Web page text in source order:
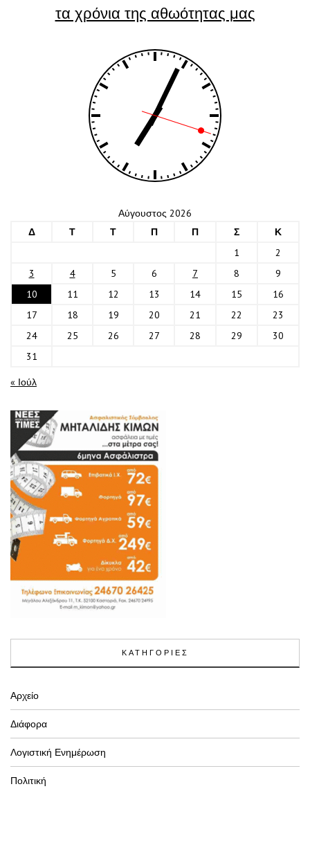
τα χρόνια της αθωότητας μας
Αύγουστος 2026
Δ
Τ Τ Π Π Σ
Κ
1
2
3
4 5 6 7 8
9
10
11 12 13 14 15
16
17
18 19 20 21 22
23
24
25 26 27 28 29
30
31
« Ιούλ
ΚΑΤΗΓΟΡΙΕΣ
Αρχείο
Διάφορα
Λογιστική Ενημέρωση
Πολιτική